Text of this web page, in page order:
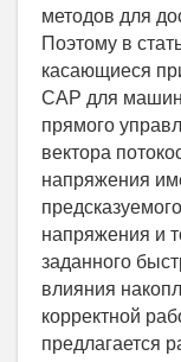
методов для
Поэтому в
касающиеся
САР для
прямого
вектора
напряжения
напряжения и
заданного
влияния
корректной
предлагается